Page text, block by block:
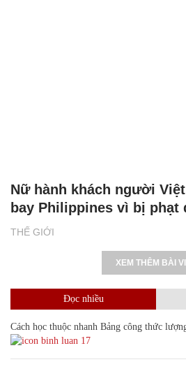
THẾ GIỚI
Nữ hành khách người
bay Philippines vì bị phạt
XEM THÊM BÀI
Đọc nhiều
Cách học thuộc nhanh Bảng công thức
17